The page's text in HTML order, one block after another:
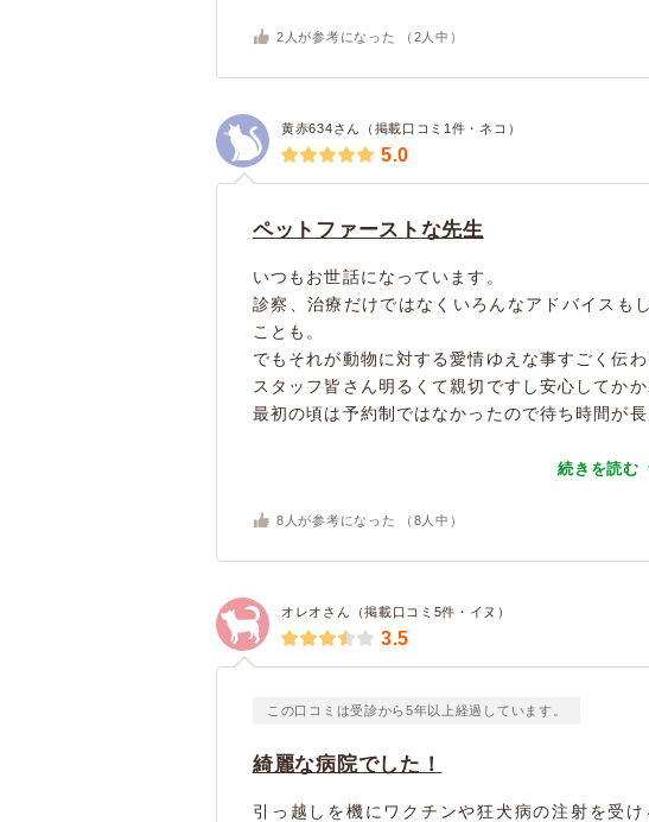
2 人が参考になった （ 2 人中）
黄赤634さん（掲載口コミ1件・ネコ）
5.0
ペットファーストな先生
いつもお世話になっています。
診察、治療だけではなくいろんなアドバイスも
ことも。
でもそれが動物に対する愛情ゆえな事すごく伝わ
スタッフ皆さん明るくて親切ですし安心してかか
最初の頃は予約制ではなかったので待ち時間が
続きを読む
8 人が参考になった （ 8 人中）
オレオさん（掲載口コミ5件・イヌ）
3.5
この口コミは受診から5年以上経過しています。
綺麗な病院でした！
引っ越しを機にワクチンや狂犬病の注射を受